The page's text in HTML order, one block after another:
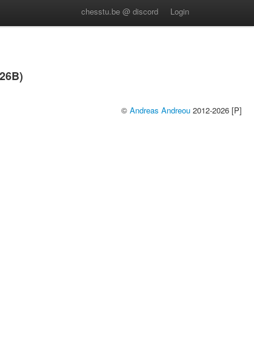
chesstu.be @ discord Login
© Andreas Andreou 2012-2026 [P]